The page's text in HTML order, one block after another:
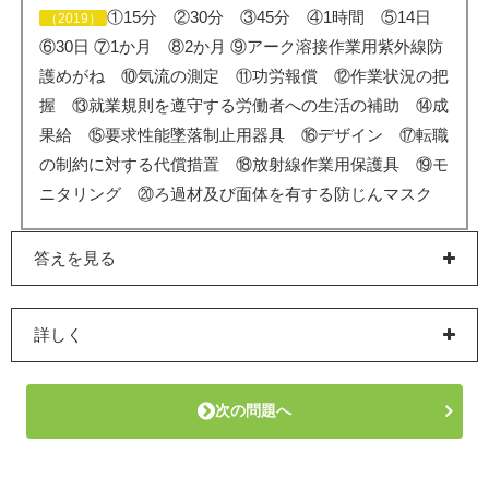
（2019）
①15分 ②30分 ③45分 ④1時間 ⑤14日
⑥30日 ⑦1か月 ⑧2か月 ⑨アーク溶接作業用紫外線防
護めがね ⑩気流の測定 ⑪功労報償 ⑫作業状況の把
握 ⑬就業規則を遵守する労働者への生活の補助 ⑭成
果給 ⑮要求性能墜落制止用器具 ⑯デザイン ⑰転職
の制約に対する代償措置 ⑱放射線作業用保護具 ⑲モ
ニタリング ⑳ろ過材及び面体を有する防じんマスク
答えを見る
詳しく
次の問題へ